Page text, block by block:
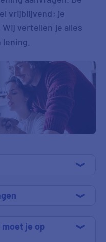
00:59
22:35
vrijblijvend; je
vertellen je alles
je op